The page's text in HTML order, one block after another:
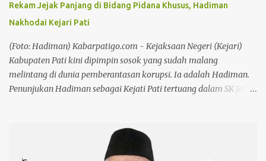
Rekam Jejak Panjang di Bidang Pidana Khusus, Hadiman
Nakhodai Kejari Pati
(Foto: Hadiman) Kabarpatigo.com - Kejaksaan Negeri (Kejari)
Kabupaten Pati kini dipimpin sosok yang sudah malang
melintang di dunia pemberantasan korupsi. Ia adalah Hadiman.
Penunjukan Hadiman sebagai Kejati Pati tertuang dalam SK Jaksa
Hendro Dewanto. Nama Hadiman memang tidak asing di
kalangan penegak hukum. Reputasinya sebagai jaksa pemberani